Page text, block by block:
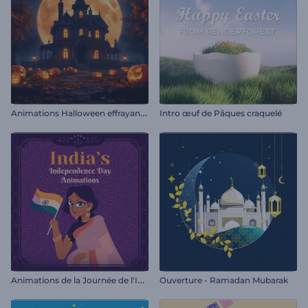
A
nimations Halloween effrayantes Intro œuf de Pâques craquelé
A
nimations de la Journée de l'Indépendance de l'Inde Ouverture - Ramadan Mubarak